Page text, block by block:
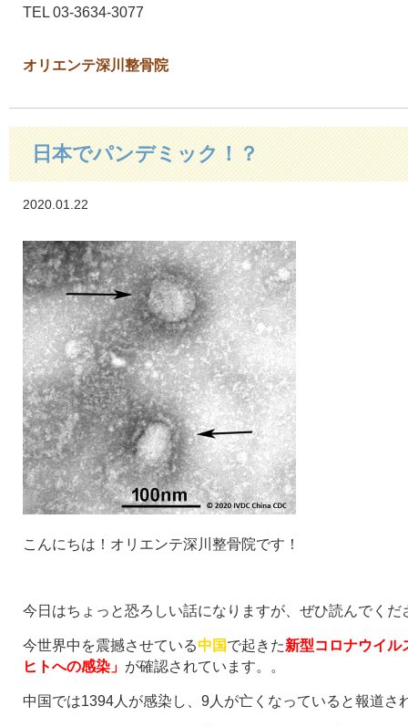
TEL 03-3634-3077
オリエンテ深川整骨院
日本でパンデミック！？
2020.01.22
こんにちは！オリエンテ深川整骨院です！
今日はちょっと恐ろしい話になりますが、ぜひ読んでくだ
今世界中を震撼させている中国で起きた新型コロナウイル
ヒトへの感染」 が確認されています。。
中国では1394人が感染し、9人が亡くなっていると報道さ